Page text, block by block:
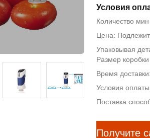
Условия
Количество мин
Цена:
Упаковывая
Размер
Время
Условия
Поставка
Получите